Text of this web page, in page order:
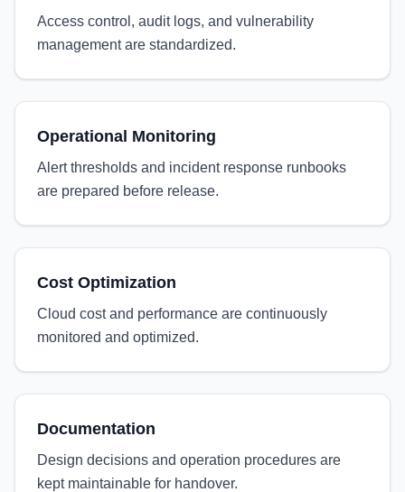
Access control, audit logs, and vulnerability
management are standardized.
Operational Monitoring
Alert thresholds and incident response runbooks
are prepared before release.
Cost Optimization
Cloud cost and performance are continuously
monitored and optimized.
Documentation
Design decisions and operation procedures are
kept maintainable for handover.